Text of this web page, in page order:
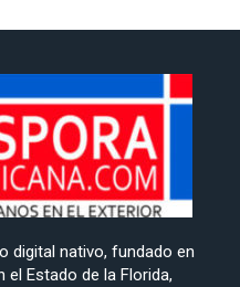
digital nativo, fundado en
el Estado de la Florida,